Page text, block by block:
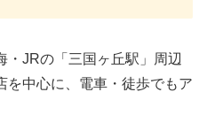
・JRの「三国ヶ丘駅」周辺
を中心に、電車・徒歩でもア